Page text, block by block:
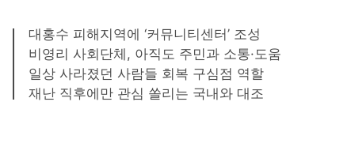
대홍수 피해지역에 ‘커뮤니티센터’ 조성
비영리 사회단체, 아직도 주민과 소통·도움
일상 사라졌던 사람들 회복 구심점 역할
재난 직후에만 관심 쏠리는 국내와 대조